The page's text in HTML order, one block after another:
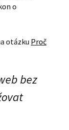
o
otázku Proč
bez